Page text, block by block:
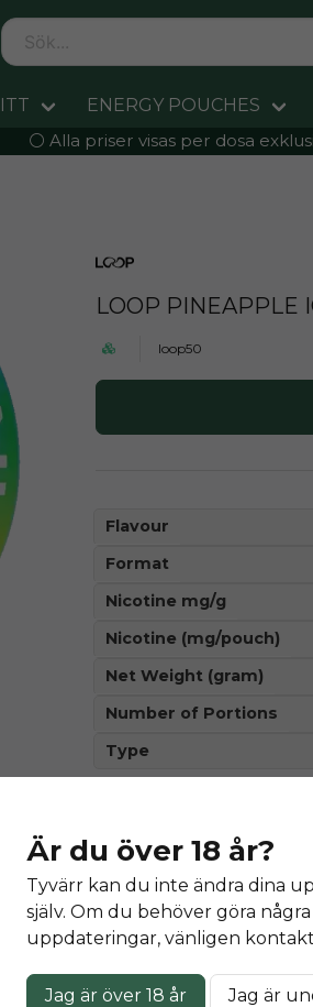
ENERGY POUCHES
⚪️ Alla priser visas per dosa
LOOP PINEAPPLE
loop50
Flavour
Format
Nicotine mg/g
Nicotine (mg/pouch)
Net Weight (gram)
Number of Portions
Type
Denna produkt
Är du över 18 år?
Tyvärr kan du inte ändra dina
själv. Om du behöver göra några
uppdateringar, vänligen
Jag är över 18 år Jag är